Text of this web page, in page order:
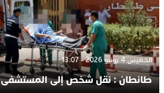
الخميس 4 يونيو 2026 - 13:07
طانطان : نقل شخص إلى